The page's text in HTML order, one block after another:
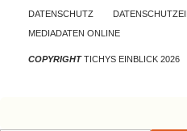
DATENSCHUTZ
MEDIADATEN ONLINE
COPYRIGHTTICHYS EINBLICK 2026